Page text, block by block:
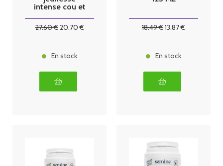
intense cou et
27.60€20.70€
En stock
18.49€13.87€
En stock